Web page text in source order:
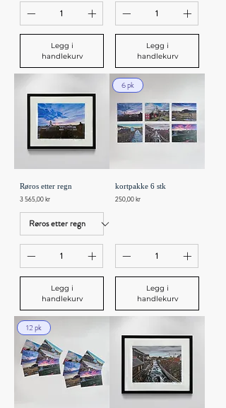
Legg i
handlekurv
Legg i
handlekurv
Røros etter regn
Pris
3 565,00 kr
Legg i
handlekurv
6 pk
kortpakke 6 stk
Pris
250,00 kr
Legg i
handlekurv
12 pk